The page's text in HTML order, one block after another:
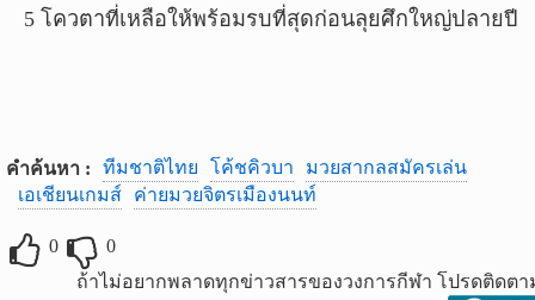
5 โควตาที่เหลือให้พร้อมรบที่สุดก่อนลุยศึกใหญ่ปลายปี
คำค้นหา : ทีมชาติไทย โค้ชคิวบา
มวยสากลสมัครเล่น
เอเชียนเกมส์
ค่ายมวยจิตรเมืองนนท์
0
0
ถ้าไม่อยากพลาดทุกข่าวสารของวงการกีฬา โปรดติดตา